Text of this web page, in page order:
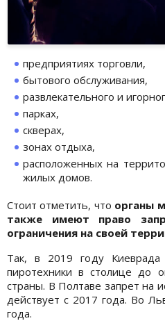
предприятиях торговли,
бытового обслуживания,
развлекательного и
парках,
скверах,
зонах отдыха,
расположенных на
жилых домов.
Стоит отметить, что органы
также имеют право
ограничения на своей
Так, в 2019 году Киеврада
пиротехники в столице до
страны. В Полтаве запрет на
действует с 2017 года. Во
года.